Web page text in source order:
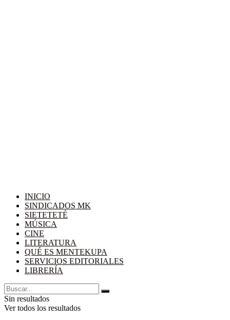
INICIO
SINDICADOS MK
SIETETETÉ
MÚSICA
CINE
LITERATURA
QUÉ ES MENTEKUPA
SERVICIOS EDITORIALES
LIBRERÍA
Sin resultados
Ver todos los resultados